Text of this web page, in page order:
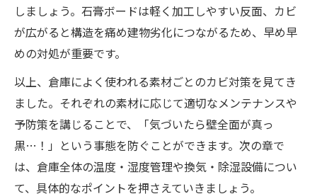
しましょう。石膏ボードは軽く加工しやすい反面、カビ
が広がると構造を痛め建物劣化につながるため、早め早
めの対処が重要です。
以上、倉庫によく使われる素材ごとのカビ対策を見てき
ました。それぞれの素材に応じて適切なメンテナンスや
予防策を講じることで、「気づいたら壁全面が真っ
黒…！」という事態を防ぐことができます。次の章で
は、倉庫全体の温度・湿度管理や換気・除湿設備につい
て、具体的なポイントを押さえていきましょう。